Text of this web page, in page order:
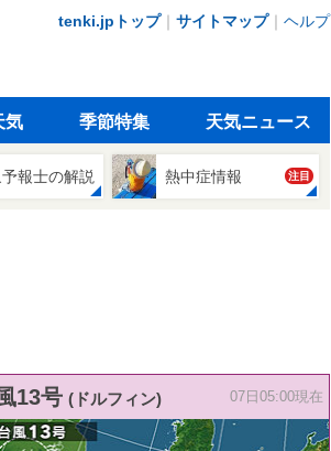
tenki.jpトップ｜ サイトマップ｜ ヘルプ
気 季節特集 天気ニュース
報士の解説 熱中症情報 注目
13号 (ドルフィン) 07日05:00現在